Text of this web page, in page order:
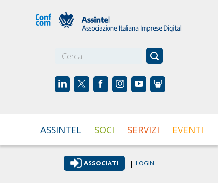
ASSINTEL SOCI SERVIZI EVENTI
ASSOCIATI | LOGIN